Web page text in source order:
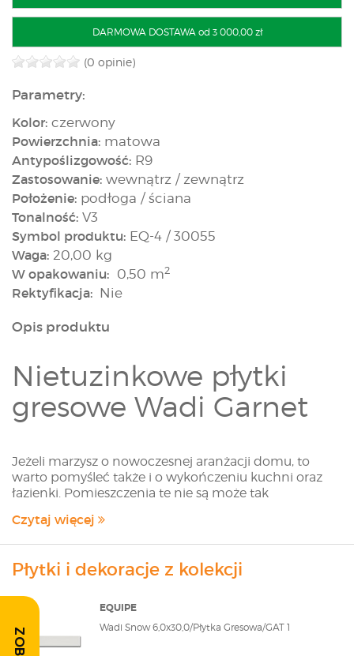
DARMOWA DOSTAWA od 3 000,00 zł
(0 opinie)
Parametry:
Kolor: czerwony
Powierzchnia: matowa
Antypoślizgowość: R9
Zastosowanie: wewnątrz / zewnątrz
Położenie: podłoga / ściana
Tonalność: V3
Symbol produktu: EQ-4 / 30055
Waga: 20,00 kg
W opakowaniu: 0,50 m2
Rektyfikacja: Nie
Opis produktu
Nietuzinkowe płytki
gresowe Wadi Garnet
Jeżeli marzysz o nowoczesnej aranżacji domu, to
warto pomyśleć także i o wykończeniu kuchni oraz
łazienki. Pomieszczenia te nie są może tak
powinny cieszyć oko, oprócz względów
funkcjonalnych, zatem i w nich warto postawić na
cieszących się większą popularnością są między
barwie głębokiej czerwieni.
Przykładem takiej współczesnej ceramiki są czerwone
płytki gresowe Wadi Garnet, stworzone przez cenioną
Czytaj więcej
Płytki i dekoracje z kolekcji
EQUIPE
Wadi Snow 6,0x30,0/Płytka Gresowa/GAT 1